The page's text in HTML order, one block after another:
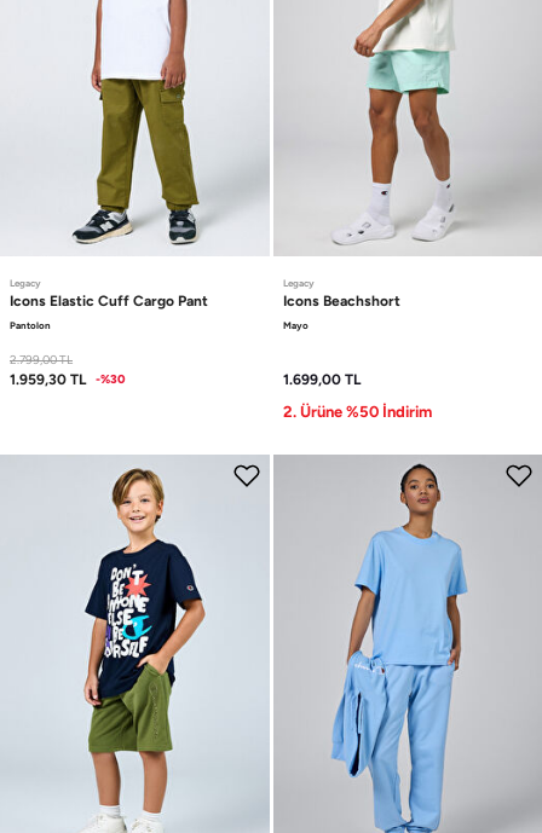
Legacy
Icons Elastic Cuff Cargo Pant
Pantolon
2.799,00TL
1.959,30 TL -%30
Legacy
Icons Beachshort
Mayo
1.699,00 TL
2. Ürüne %50 İndirim